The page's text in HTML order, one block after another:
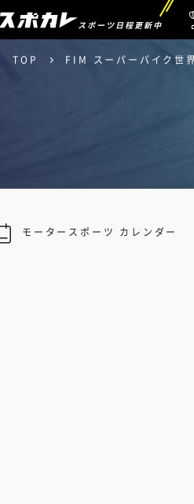
スポーツ日程更新中
TOP FIM スーパーバイク世
モータースポーツ カレンダー